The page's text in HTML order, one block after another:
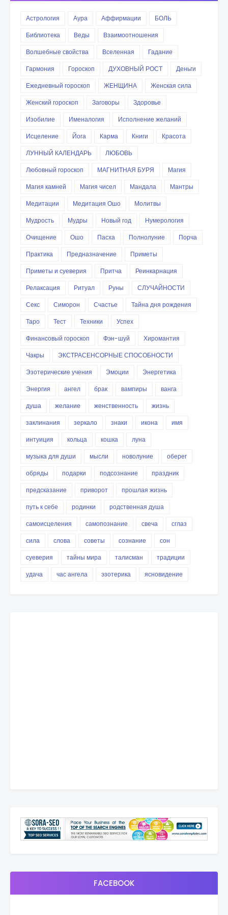
Астрология Аура Аффирмации
БОЛЬ
Библиотека
Веды
Взаимоотношения
Волшебные свойства
Вселенная
Гадание
Гармония
Гороскоп ДУХОВНЫЙ РОСТ
Деньги
Ежедневный гороскоп
ЖЕНЩИНА
Женская сила
Женский гороскоп
Заговоры
Здоровье
Изобилие
Именалогия
Исполнение желаний
Исцеление
Йога Карма Книги
Красота
ЛУННЫЙ КАЛЕНДАРЬ
ЛЮБОВЬ
Любовный гороскоп
МАГНИТНАЯ БУРЯ
Магия
Магия камней
Магия чисел Мандала
Мантры
Медитации
Медитация Ошо
Молитвы
Мудрость
Мудры Новый год
Нумерология
Очищение
Ошо Пасха Полнолуние
Порча
Практика
Предназначение
Приметы
Приметы и суеверия
Притча
Реинкарнация
Релаксация
Ритуал Руны
СЛУЧАЙНОСТИ
Секс
Симорон Счастье
Тайна дня рождения
Таро
Тест Техники
Успех
Финансовый гороскоп
Фэн-шуй
Хиромантия
Чакры
ЭКСТРАСЕНСОРНЫЕ СПОСОБНОСТИ
Эзотерические учения
Эмоции
Энергетика
Энергия
ангел брак вампиры
ванга
душа
желание женственность
жизнь
заклинания
зеркало знаки икона
имя
интуиция
кольца кошка
луна
музыка для души
мысли новолуние
оберег
обряды
подарки подсознание
праздник
предсказание
приворот
прошлая жизнь
путь к себе
родинки
родственная душа
самоисцеления
самопознание свеча
сглаз
сила
слова советы сознание
сон
суеверия
тайны мира талисман
традиции
удача
час ангела эзотерика ясновидение
FACEBOOK